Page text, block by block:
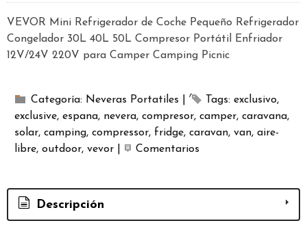
VEVOR Mini Refrigerador de Coche Pequeño Refrigerador
Congelador 30L 40L 50L Compresor Portátil Enfriador
12V/24V 220V para Camper Camping Picnic
Categoría: Neveras Portatiles Tags: exclusivo
exclusive espana nevera compresor camper caravana
solar camping compressor fridge caravan van aire-
libre outdoor vevor Comentarios
Descripción